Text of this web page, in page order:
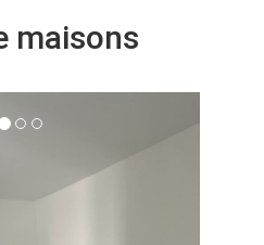
maisons